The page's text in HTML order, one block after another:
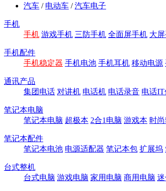
汽车 / 电动车 /汽车电子
手机
手机 游戏手机 三防手机 全面屏手机 大
手机配件
手机稳定器 手机电池 手机耳机 移动电源
通讯产品
集团电话 对讲机 电话机 电话录音 电话IT
笔记本电脑
笔记本电脑 超极本 2合1电脑 游戏本 时
笔记本配件
笔记本电池 电源适配器 笔记本包 扩展坞
台式整机
台式电脑 游戏电脑 家用电脑 商用电脑